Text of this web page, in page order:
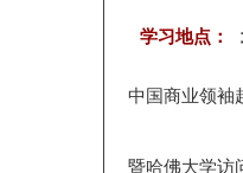
学习地点：
中国商业领袖
暨哈佛大学访